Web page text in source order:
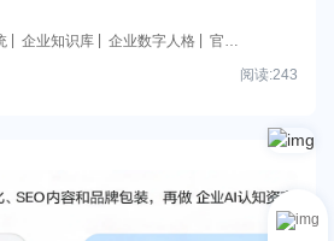
企业知识库 企业数字人格
官网
阅读:243